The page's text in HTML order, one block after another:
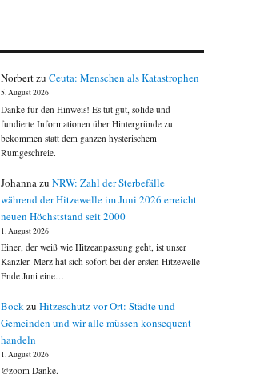
NorbertzuCeuta: Menschen als Katastrophen
5. August 2026
Danke für den Hinweis! Es tut gut, solide und
fundierte Informationen über Hintergründe zu
bekommen statt dem ganzen hysterischem
Rumgeschreie.
JohannazuNRW: Zahl der Sterbefälle
während der Hitzewelle im Juni 2026 erreicht
neuen Höchststand seit 2000
1. August 2026
Einer, der weiß wie Hitzeanpassung geht, ist unser
Kanzler. Merz hat sich sofort bei der ersten Hitzewelle
Ende Juni eine…
BockzuHitzeschutz vor Ort: Städte und
Gemeinden und wir alle müssen konsequent
handeln
1. August 2026
@zoom Danke.